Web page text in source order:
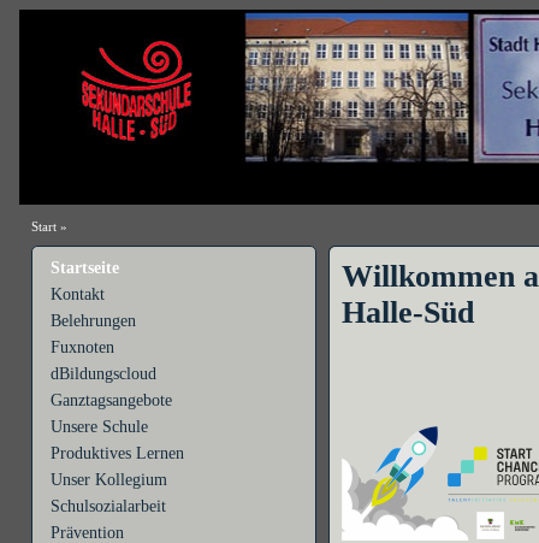
Start»
Startseite
Kontakt
Belehrungen
Fuxnoten
dBildungscloud
Ganztagsangebote
Unsere Schule
Produktives Lernen
Unser Kollegium
Schulsozialarbeit
Prävention
Willkommen
Halle-Süd